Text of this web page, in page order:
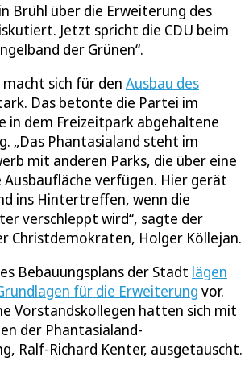
Brühl über die Erweiterung des
Jetzt spricht die CDU beim
der Grünen“.
macht sich für den Ausbau des
Das betonte die Partei im
in dem Freizeitpark abgehaltene
„Das Phantasialand steht im
mit anderen Parks, die über eine
verfügen. Hier gerät
ins Hintertreffen, wenn die
verschleppt wird“, sagte der
Christdemokraten, Holger Köllejan.
Bebauungsplans der Stadt lägen
für die Erweiterung vor.
Vorstandskollegen hatten sich mit
der Phantasialand-
Ralf-Richard Kenter, ausgetauscht.